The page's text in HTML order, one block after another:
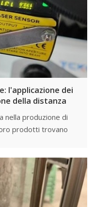
l'applicazione dei
della distanza
nella produzione di
prodotti trovano
di migliorare la
macchine per